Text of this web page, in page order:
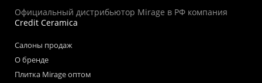
Официальный дистрибьютор Mirage в РФ компания
Credit Ceramica
Салоны продаж
О бренде
Плитка Mirage оптом